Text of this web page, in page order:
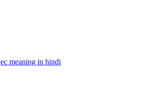
ec meaning in hindi